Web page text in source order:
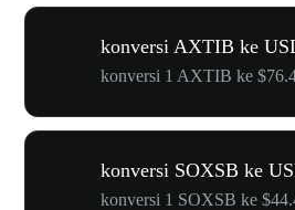
konversi AXTIB ke
konversi 1 AXTIB ke
konversi SOXSB ke
konversi 1 SOXSB ke